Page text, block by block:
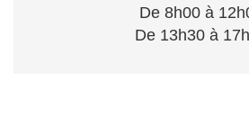
De 8h00 à
De 13h30 à